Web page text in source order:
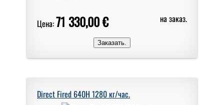
Цена:71 330,00 € на заказ.
Direct Fired 640H 1280 кг/чаc.